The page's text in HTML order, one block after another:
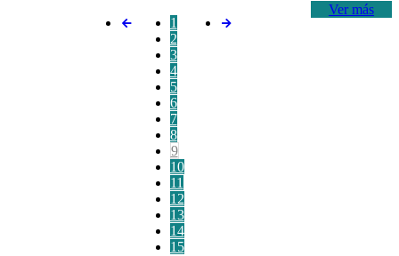
Ver más
1
2
3
4
5
6
7
8
9
10
11
12
13
14
15